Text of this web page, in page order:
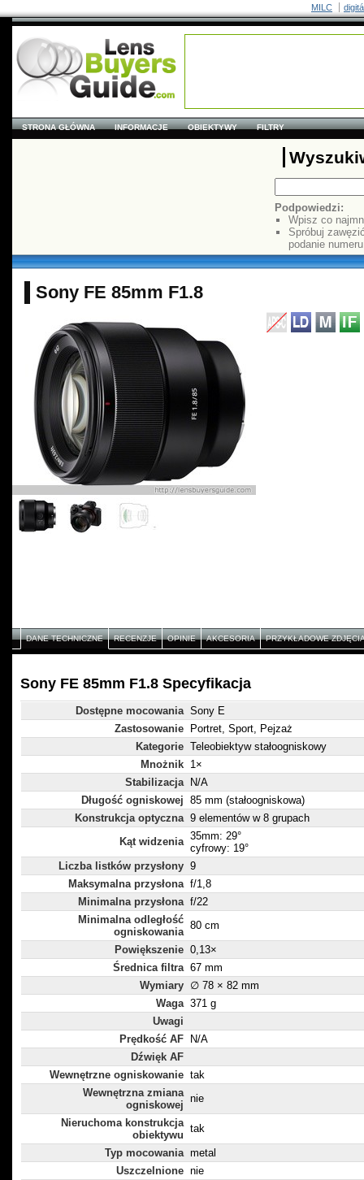
MILC
STRONA GŁÓWNA INFORMACJE OBIEKTYWY FILTRY
Podpowiedzi:
Wpisz co
Spróbuj
podanie
Sony FE 85mm F1.8
DANE TECHNICZNE RECENZJE OPINIE AKCESORIA PRZYKŁADOWE
Sony FE 85mm F1.8 Specyfikacja
Dostępne mocowania Sony E
Zastosowanie
Portret, Sport, Pejzaż
Kategorie Teleobiektyw stałoogniskowy
Mnożnik 1×
Stabilizacja
N/A
Długość ogniskowej 85 mm (stałoogniskowa)
Konstrukcja optyczna 9 elementów w 8 grupach
Kąt widzenia 35mm: 29°
cyfrowy: 19°
Liczba listków przysłony 9
Maksymalna przysłona f/1,8
Minimalna przysłona f/22
Minimalna odległość
ogniskowania
80 cm
Powiększenie 0,13×
Średnica filtra 67 mm
Wymiary ∅ 78 × 82 mm
Waga 371 g
Uwagi
Prędkość AF
N/A
Dźwięk AF
Wewnętrzne ogniskowanie tak
Wewnętrzna zmiana
ogniskowej
nie
Nieruchoma konstrukcja
obiektywu
tak
Typ mocowania metal
Uszczelnione nie